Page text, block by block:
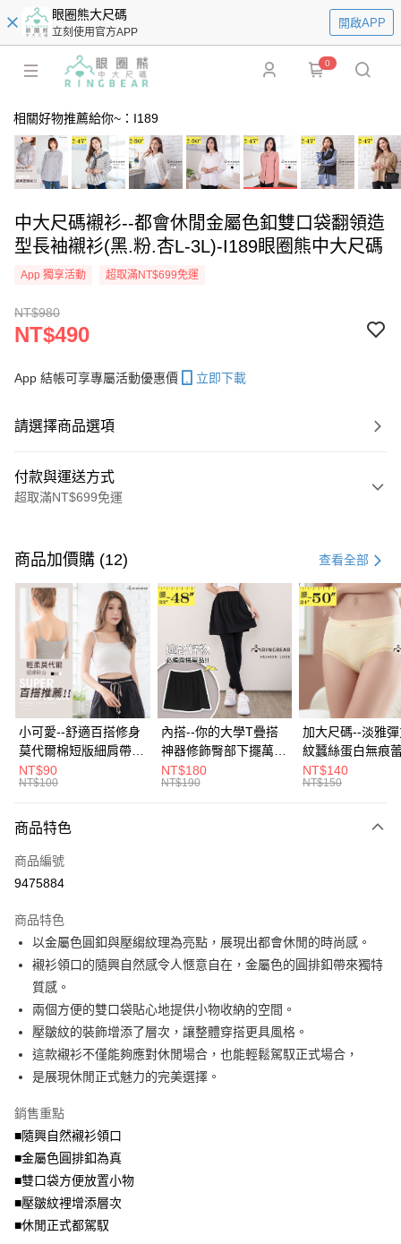
眼圈熊大尺碼
立刻使用官方APP
開啟APP
0
相關好物推薦給你~：I189
中大尺碼襯衫--都會休閒金屬色釦雙口袋翻領造
型長袖襯衫(黑.粉.杏L-3L)-I189眼圈熊中大尺碼
App 獨享活動 超取滿NT$699免運
NT$980
NT$490
App 結帳可享專屬活動優惠價 立即下載
請選擇商品選項
付款與運送方式
超取滿NT$699免運
信用卡一次付款
超商取貨付款
LINE Pay
Apple Pay
街口支付
悠遊付
Google Pay
全盈+PAY
大哥付你分期
【大哥付你分期使用說明】
1.本服務由台灣大哥大提供，台灣大哥大用戶可立即使用無須另外申請。
流程，驗證手機門號後，選擇欲分期的期數、繳款截止日，確認付款後即完
成交易。
3.實際核准額度、可分期數及費用金額請依後續交易確認頁面所載為準。
4.訂單成立30分鐘內，如未前往確認交易或遇審核未通過，訂單將自動取
法說明評估內容。
【繳款方式說明】
1.分期款項不併入電信帳單，「大哥付你分期」於每月結算日後寄送繳費提
醒簡訊。
2.透過簡訊連結打開帳單後，可選擇「超商條碼／台灣大直營門市／銀行轉
帳／街口支付／iPASS MONEY」等通路繳費。
【注意事項】
1.本服務係由「台灣大哥大股份有限公司」（以下簡稱本公司）所提供，讓
用戶於交易時，得透過本服務購買商品或服務，並由商店將買賣／分期付款
買賣價金債權讓與本公司後，依約使用本公司帳單繳交帳款。
資料（包含姓名、電話或地址）提供予台灣大哥大進項蒐集、處理及利用，
由本公司與您本人進行分期帳單所需資料之確認、核對及更正。
3.完整用戶服務條款，請詳閱以下連結：
AFTEE先享後付
【關於「AFTEE先享後付」】
AFTEE先享後付是「在收到商品之後才付款」的支付方式。 讓您購物簡單
便利好安心！
１．簡單：不需註冊會員、不需綁卡、不需儲值。
２．便利：只要手機號碼，簡訊認證，即可結帳。
３．安心：先確認商品／服務後，再付款。
【「AFTEE先享後付」結帳流程】
１．於結帳方式選擇「AFTEE先享後付」後，將跳轉至「AFTEE先享後付」
２．訂單成立數日內，您將收到繳費通知簡訊。
ATM／網路銀行／等多元方式進行付款，方視為交易完成。
※ 請注意：結帳手續完成當下不需立刻繳費，但若您需要取消訂單，請聯絡
購買商品的店家。未經商家同意取消之訂單仍視為有效，需透過AFTEE先享
後付繳納相關費用。
※ 交易是否成功請以「AFTEE先享後付 」之結帳頁面顯示為準，若有關於
是否繳費成功／繳費後需取消欲退款等相關疑問，請聯繫「AFTEE先享後付
客戶支援中心」https://netprotections.freshdesk.com/support/home
ATM付款
全家取貨付款
每筆NT$70，滿NT$699(含以上)免運費
付款後全家取貨
7-11取貨付款
每筆NT$70，滿NT$799(含以上)免運費
付款後7-11取貨
每筆NT$70，滿NT$699(含以上)免運費
宅配
商品加價購 (12) 查看全部
小可愛--舒適百搭修身
莫代爾棉短版細肩帶素
色背心(白.黑.灰L-2L)-
U582眼圈熊中大尺碼
NT$90
NT$100
內搭--你的大學T疊搭
神器修飾臀部下擺萬用
內搭裙/遮臀裙(黑2L-
6L)-Q155眼圈熊中大
NT$180
NT$190
加大尺碼--淡雅
紋蠶絲蛋白無痕
角內褲(白.粉.藍.
3L)-L28眼圈熊中
NT$140
NT$150
商品特色
商品編號
9475884
商品特色
以金屬色圓釦與壓縐紋理為亮點，展現出都會休閒的時尚感。
襯衫領口的隨興自然感令人愜意自在，金屬色的圓排釦帶來獨特
質感。
兩個方便的雙口袋貼心地提供小物收納的空間。
壓皺紋的裝飾增添了層次，讓整體穿搭更具風格。
這款襯衫不僅能夠應對休閒場合，也能輕鬆駕馭正式場合，
是展現休閒正式魅力的完美選擇。
銷售重點
■隨興自然襯衫領口
■金屬色圓排釦為真
■雙口袋方便放置小物
■壓皺紋裡增添層次
■休閒正式都駕馭